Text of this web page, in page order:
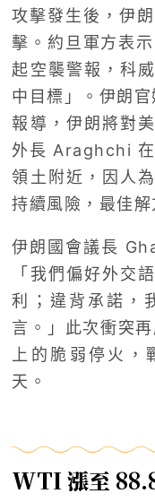
攻擊發生後，伊
擊。約旦軍方表
起空襲警報，科
中目標」。伊朗
報導，伊朗將對
外長 Araghchi 在
領土附近，因人
持續風險，最佳解
伊朗國會議長
「我們偏好外交
利；違背承諾，
言。」此次衝突
上的脆弱停火
天。
WTI 漲至